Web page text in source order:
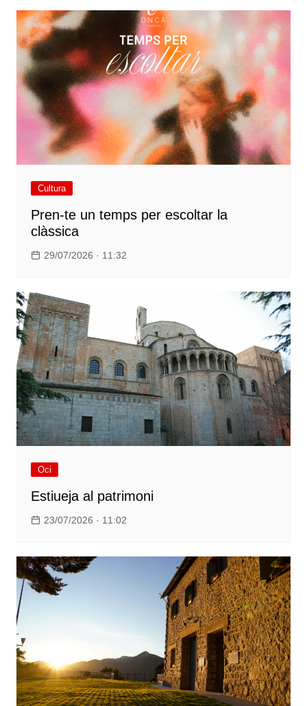
Cultura
Pren-te un temps per escoltar la
clàssica
29/07/2026 · 11:32
Oci
Estiueja al patrimoni
23/07/2026 · 11:02